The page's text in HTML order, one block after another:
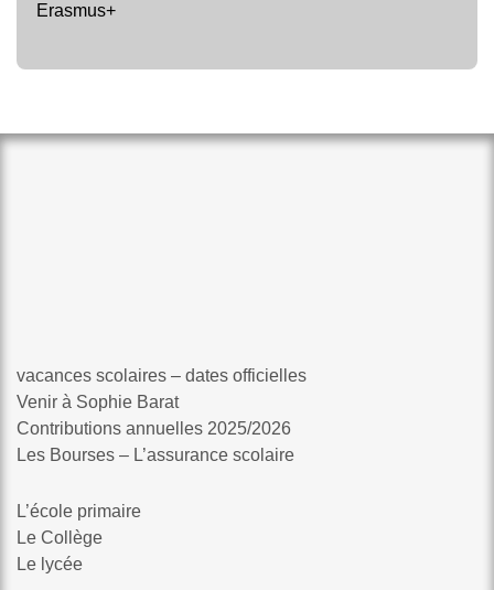
Erasmus+
vacances scolaires – dates officielles
Venir à Sophie Barat
Contributions annuelles 2025/2026
Les Bourses – L’assurance scolaire
L’école primaire
Le Collège
Le lycée